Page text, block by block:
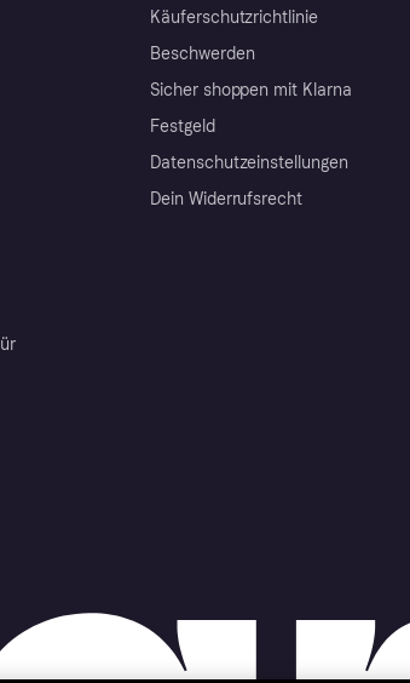
Käuferschutzrichtlinie
Beschwerden
Sicher shoppen mit Klarna
Festgeld
Datenschutzeinstellungen
Dein Widerrufsrecht